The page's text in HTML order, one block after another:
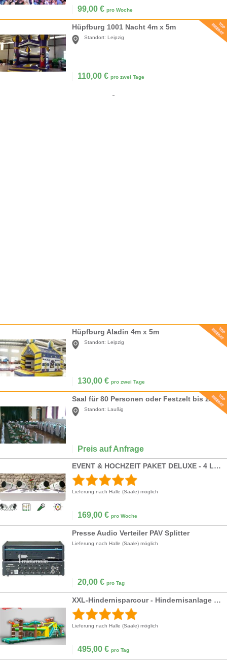
99,00 € pro Woche
Hüpfburg 1001 Nacht 4m x 5m
Standort: Leipzig
110,00 € pro zwei Tage
Hüpfburg Aladin 4m x 5m
Standort: Leipzig
130,00 € pro zwei Tage
Saal für 80 Personen oder Festzelt bis zu 300 Pers
Standort: Laußig
Preis auf Anfrage
EVENT & HOCHZEIT PAKET DELUXE - 4 Lautsprecher, Mischpult, Mikro inkl. Lieferservice
Lieferung nach Halle (Saale) möglich
169,00 € pro Woche
Presse Audio Verteiler PAV Splitter
Lieferung nach Halle (Saale) möglich
20,00 € pro Tag
XXL-Hindernisparcour - Hindernisanlage mit Kletterwand und Rutsche 10x3/17x4m- vielfältige
Lieferung nach Halle (Saale) möglich
495,00 € pro Tag